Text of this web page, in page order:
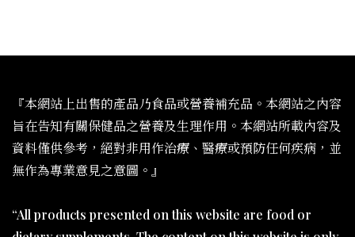
『本網站上出售的產品乃食品或營養補充品。本網站之內容
旨在告知有關保健品之營養及生理作用。本網站所載內容及
資料僅供參考，絕對非用作治療、醫療或預防任何疾病，並
無作為專業意見之意圖。』
“All products presented on this website are food or